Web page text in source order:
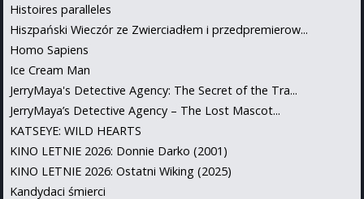
Histoires paralleles
Hiszpański Wieczór ze Zwierciadłem i przedpremierow...
Homo Sapiens
Ice Cream Man
JerryMaya's Detective Agency: The Secret of the Tra...
JerryMaya’s Detective Agency – The Lost Mascot...
KATSEYE: WILD HEARTS
KINO LETNIE 2026: Donnie Darko (2001)
KINO LETNIE 2026: Ostatni Wiking (2025)
Kandydaci śmierci